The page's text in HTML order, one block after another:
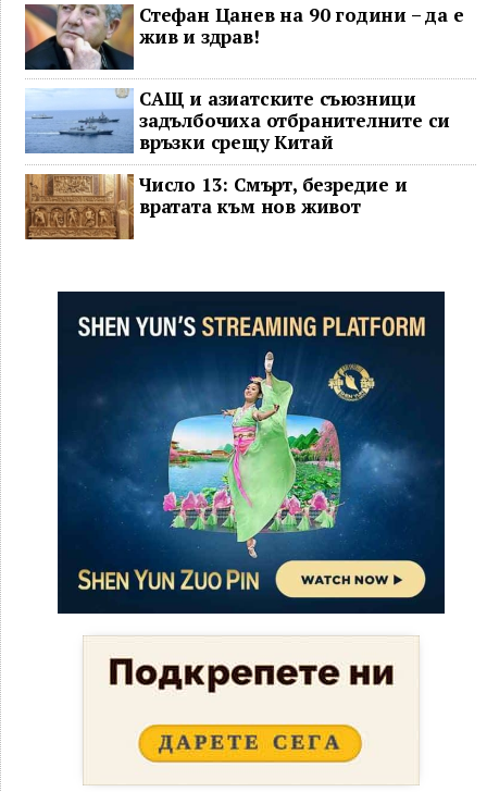
Стефан Цанев на 90 години – да е
жив и здрав!
САЩ и азиатските съюзници
задълбочиха отбранителните си
връзки срещу Китай
Число 13: Смърт, безредие и
вратата към нов живот